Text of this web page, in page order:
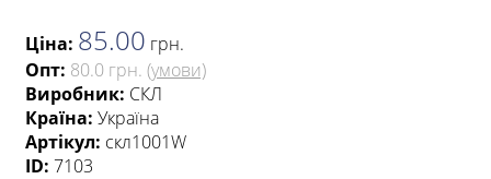
Ціна: 85.00 грн.
Опт: 80.0 грн. (умови)
Виробник: СКЛ
Країна: Україна
Артікул: скл1001W
ID: 7103